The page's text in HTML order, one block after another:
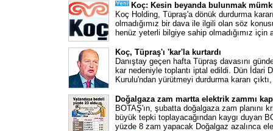
Koç: Kesin beyanda bulunmak
Koç Holding, Tüpraş'a dönük durdurma
olmadığımız bir dava ile ilgili olan söz
henüz yeterli bilgiye sahip olmadığımız için
Koç, Tüpraş'ı 'kar'la kurtardı
Danıştay geçen hafta Tüpraş davasını
kar nedeniyle toplantı iptal edildi. Dün İdari
Kurulu'ndan yürütmeyi durdurma kararı
Doğalgaza zam martta elektrik zammı
BOTAŞ'ın, şubatta doğalgaza zam planını
büyük tepki toplayacağından kaygı duyan
yüzde 8 zam yapacak Doğalgaz azalınca